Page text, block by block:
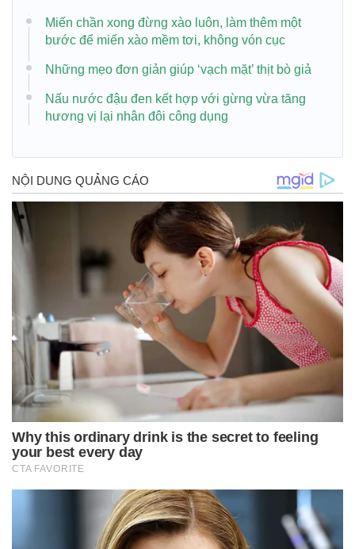
Miến chần xong đừng xào luôn, làm thêm một
bước để miến xào mềm tơi, không vón cục
Những mẹo đơn giản giúp ‘vạch mặt’ thịt bò giả
Nấu nước đậu đen kết hợp với gừng vừa tăng
hương vị lại nhân đôi công dụng